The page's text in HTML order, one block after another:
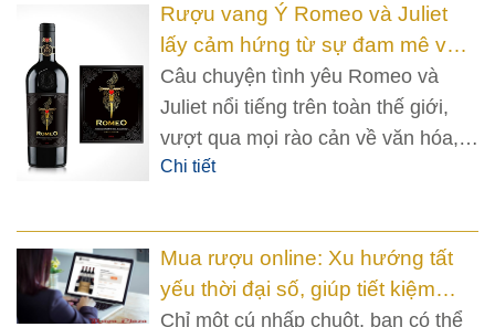
Rượu vang Ý Romeo và Juliet
lấy cảm hứng từ sự đam mê và
chinh phục tình yêu!
Câu chuyện tình yêu Romeo và
Juliet nổi tiếng trên toàn thế giới,
vượt qua mọi rào cản về văn hóa,
ngôn ngữ, giới tính trở thành niềm
Chi tiết
Mua rượu online: Xu hướng tất
yếu thời đại số, giúp tiết kiệm
hàng đống tiền
Chỉ một cú nhấp chuột, bạn có thể